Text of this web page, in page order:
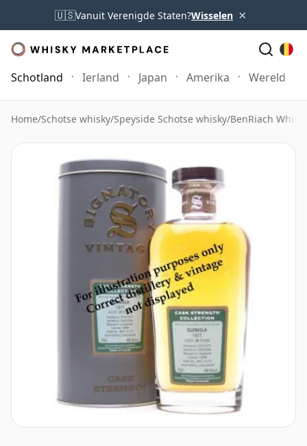
🇺🇸Vanuit Verenigde Staten?Wisselen ×
Schotland Ierland Japan Amerika Wereld
Home/Schotse whisky/Speyside Schotse whisky/BenRiach